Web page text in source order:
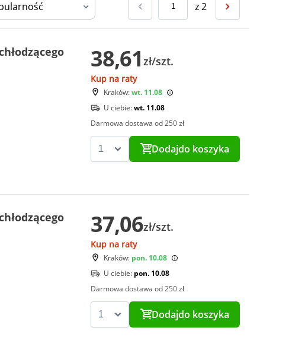
z2
38,61 zł/szt.
Kup na raty
Kraków:wt. 11.08
U ciebie:wt. 11.08
Darmowa dostawa od 250 zł
Dodajdo koszyka
37,06zł/szt.
Kup na raty
Kraków: pon. 10.08
U ciebie: pon. 10.08
Darmowa dostawa od 250 zł
Dodajdo koszyka